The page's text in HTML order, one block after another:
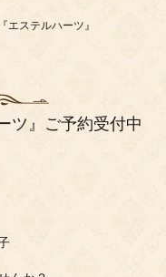
エステルハーツ』
ツ』ご予約受付中